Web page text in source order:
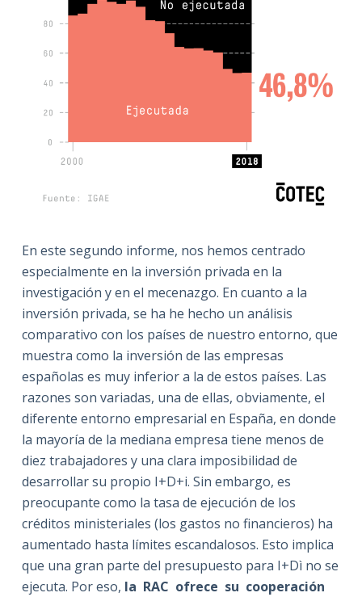
En este segundo informe, nos hemos centrado
especialmente en la inversión privada en la
investigación y en el mecenazgo. En cuanto a la
inversión privada, se ha he hecho un análisis
comparativo con los países de nuestro entorno, que
muestra como la inversión de las empresas
españolas es muy inferior a la de estos países. Las
razones son variadas, una de ellas, obviamente, el
diferente entorno empresarial en España, en donde
la mayoría de la mediana empresa tiene menos de
diez trabajadores y una clara imposibilidad de
desarrollar su propio I+D+i. Sin embargo, es
preocupante como la tasa de ejecución de los
créditos ministeriales (los gastos no financieros) ha
aumentado hasta límites escandalosos. Esto implica
que una gran parte del presupuesto para I+Dì no se
ejecuta. Por eso, la RAC ofrece su cooperación